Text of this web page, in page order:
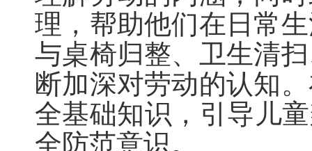
理，帮助他们在日常
与桌椅归整、卫生清
断加深对劳动的认知
全基础知识，引导儿
全防范意识。